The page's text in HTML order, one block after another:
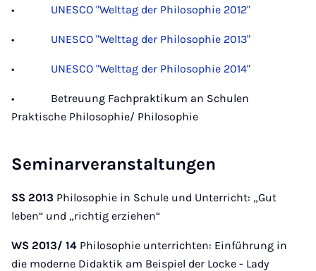
• UNESCO "Welttag der Philosophie 2012"
• UNESCO "Welttag der Philosophie 2013"
• UNESCO "Welttag der Philosophie 2014"
• Betreuung Fachpraktikum an Schulen
Praktische Philosophie/ Philosophie
Seminarveranstaltungen
SS 2013 Philosophie in Schule und Unterricht: „Gut
leben“ und „richtig erziehen“
WS 2013/ 14 Philosophie unterrichten: Einführung in
die moderne Didaktik am Beispiel der Locke - Lady